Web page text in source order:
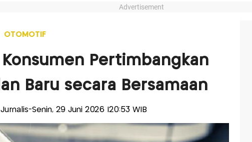
Advertisement
OTOMOTIF
Pertimbangkan
Baru secara Bersamaan
Senin, 29 Juni 2026 |20:53 WIB